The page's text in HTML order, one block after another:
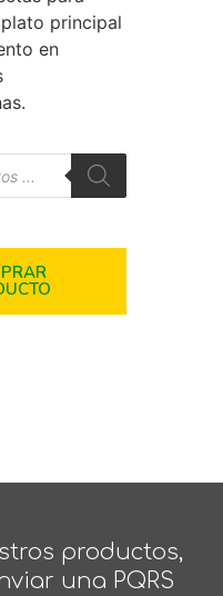
principal
en
productos,
una PQRS